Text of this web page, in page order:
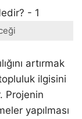
artırmak
ilgisini
Projenin
yapılması